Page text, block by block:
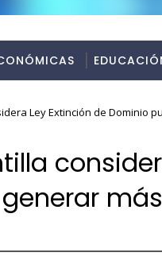
Ley Extinción de Dominio